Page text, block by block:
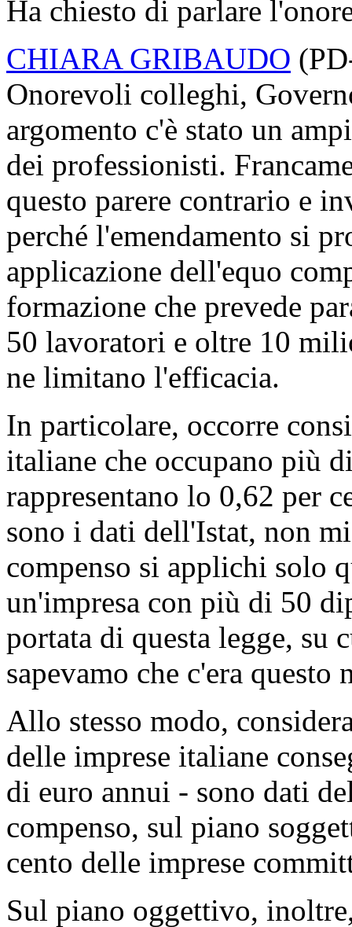
Ha chiesto di parlare
CHIARA GRIBAUDO (
Onorevoli colleghi,
argomento c'è stato un
dei professionisti.
questo parere contrario e
perché l'emendamento si
applicazione dell'equo
formazione che prevede
50 lavoratori e oltre 10
ne limitano l'efficacia.
In particolare, occorre
italiane che occupano più
rappresentano lo 0,62 per
sono i dati dell'Istat, non
compenso si applichi solo
un'impresa con più di 50
portata di questa legge, su
sapevamo che c'era questo
Allo stesso modo,
delle imprese italiane
di euro annui - sono dati
compenso, sul piano
cento delle imprese
Sul piano oggettivo,